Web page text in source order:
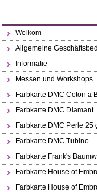
Welkom
Allgemeine
Informatie
Messen und Workshops
Farbkarte DMC Coton a
Farbkarte DMC Diamant
Farbkarte DMC Perle 25
Farbkarte DMC Tubino
Farbkarte Frank's
Farbkarte House of
Farbkarte House of